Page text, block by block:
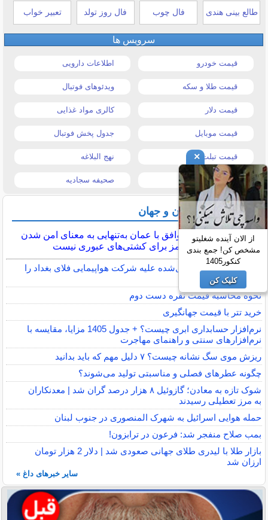
طالع بینی هندی فال چوب فال روز تولد تعبیر خواب
سرویس ها
قیمت خودرو اطلاعات دارویی
قیمت طلا و سکه ویدئوهای فوتبال
قیمت دلار کالری مواد غذایی
قیمت موبایل جدول پخش فوتبال
قیمت تبلت نهج البلاغه
تیتر روزنامه ها صحیفه سجادیه
آخرین اخبار ایران و جهان
بقایی: توافق با عمان به‌تنهایی به معنای امن شدن
تنگه هرمز برای کشتی‌های عبوری نیست
آمریکا تحریم‌های اعمال‌شده علیه شرکت هواپیمایی فلای بغداد را
حذف کرد
نحوه محاسبه قیمت نقره دست دوم
خرید تتر با قیمت جهانگیری
نرم‌افزار حسابداری ابری چیست؟ + جدول 1405 مزایا، مقایسه با
نرم‌افزارهای سنتی و راهنمای مهاجرت
ریزش موی سگ نشانه چیست؟ ۷ دلیل مهم که باید بدانید
چگونه عطرهای فصلی و مناسبتی تولید می‌شوند؟
شوک تازه به معادن؛ گازوئیل ۸ هزار درصد گران شد | معدنکاران
به مرز تعطیلی رسیدند
حمله هوایی اسرائیل به شهرک المنصوری در جنوب لبنان
بمب صلاح منفجر شد: فرعون در ترابزون!
بازار طلا با لیدری طلای جهانی صعودی شد | دلار 2 هزار تومان
ارزان شد
سایر خبرهای داغ »
×
از الان آینده شغلیتو
مشخص کن! جمع بندی
کنکور1405
کلیک کن